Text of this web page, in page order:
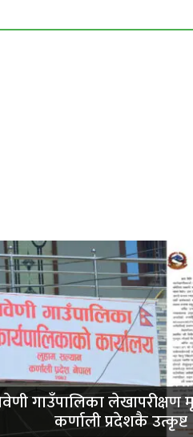
पाठ्यक्रम सम्बन्धी
गाउँपालिका लेखापरीक्षण
कर्णाली प्रदेशकै उत्कृष्ट